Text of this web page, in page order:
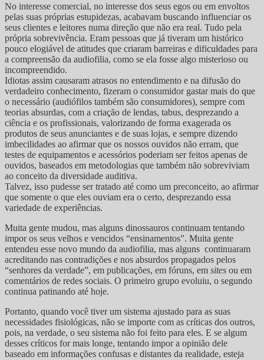
No interesse comercial, no interesse dos seus egos ou em envoltos
pelas suas próprias estupidezas, acabavam buscando influenciar os
seus clientes e leitores numa direção que não era real. Tudo pela
própria sobrevivência. Eram pessoas que já tiveram um histórico
pouco elogiável de atitudes que criaram barreiras e dificuldades para
a compreensão da audiofilia, como se ela fosse algo misterioso ou
incompreendido.
Idiotas assim causaram atrasos no entendimento e na difusão do
verdadeiro conhecimento, fizeram o consumidor gastar mais do que
o necessário (audiófilos também são consumidores), sempre com
teorias absurdas, com a criação de lendas, tabus, desprezando a
ciência e os profissionais, valorizando de forma exagerada os
produtos de seus anunciantes e de suas lojas, e sempre dizendo
imbecilidades ao afirmar que os nossos ouvidos não erram, que
testes de equipamentos e acessórios poderiam ser feitos apenas de
ouvidos, baseados em metodologias que também não sobreviviam
ao conceito da diversidade auditiva.
Talvez, isso pudesse ser tratado até como um preconceito, ao afirmar
que somente o que eles ouviam era o certo, desprezando essa
variedade de experiências.
Muita gente mudou, mas alguns dinossauros continuam tentando
impor os seus velhos e vencidos “ensinamentos”. Muita gente
entendeu esse novo mundo da audiofilia, mas alguns continuaram
acreditando nas contradições e nos absurdos propagados pelos
“senhores da verdade”, em publicações, em fóruns, em sites ou em
comentários de redes sociais. O primeiro grupo evoluiu, o segundo
continua patinando até hoje.
Portanto, quando você tiver um sistema ajustado para as suas
necessidades fisiológicas, não se importe com as críticas dos outros,
pois, na verdade, o seu sistema não foi feito para eles. E se algum
desses críticos for mais longe, tentando impor a opinião dele
baseado em informações confusas e distantes da realidade, esteja